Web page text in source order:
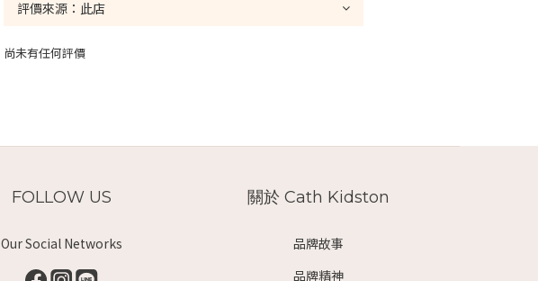
尚未有任何評價
FOLLOW US
Our Social Networks
關於 Cath Kidston
品牌故事
品牌精神